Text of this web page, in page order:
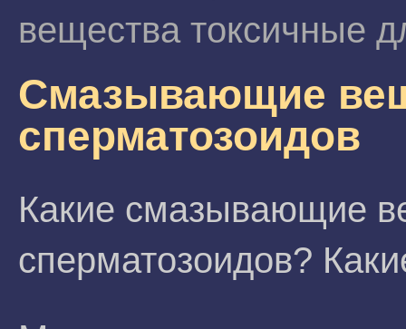
вещества токсичные
Смазывающие
сперматозоидов
Какие смазывающие
сперматозоидов?